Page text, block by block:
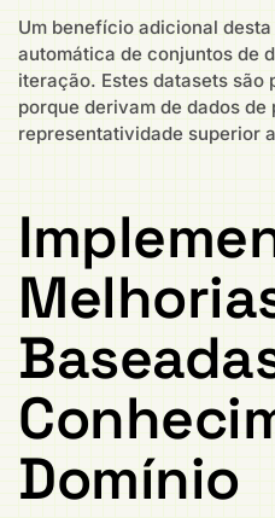
Um benefício adicional
automática de conjuntos de
iteração. Estes datasets
porque derivam de dados
representatividade superior
Domínio